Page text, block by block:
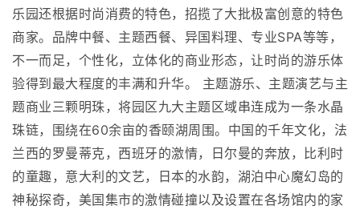
乐园还根据时尚消费的特色，招揽了大批极富创意的特色
商家。品牌中餐、主题西餐、异国料理、专业SPA等等，
不一而足，个性化，立体化的商业形态，让时尚的游乐体
验得到最大程度的丰满和升华。 主题游乐、主题演艺与主
题商业三颗明珠，将园区九大主题区域串连成为一条水晶
珠链，围绕在60余亩的香颐湖周围。中国的千年文化，法
兰西的罗曼蒂克，西班牙的激情，日尔曼的奔放，比利时
的童趣，意大利的文艺，日本的水韵，湖泊中心魔幻岛的
神秘探奇，美国集市的激情碰撞以及设置在各场馆内的家